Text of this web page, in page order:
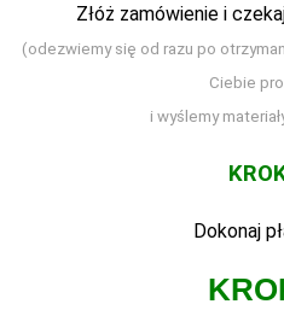
Złóż zamówienie i
(odezwiemy się od razu po
Ciebie
i wyślemy
Dokonaj